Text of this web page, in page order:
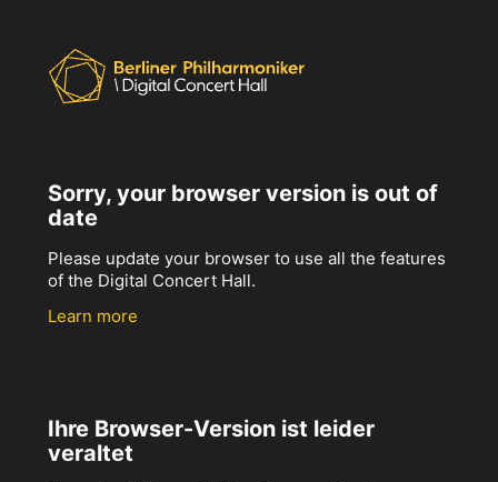
Sorry, your browser version is out of
date
Please update your browser to use all the features
of the Digital Concert Hall.
Learn more
Ihre Browser-Version ist leider
veraltet